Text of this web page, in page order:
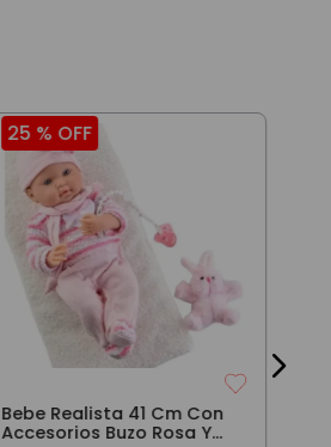
25 % OFF
Bebe Realista 41 Cm Con
Accesorios Buzo Rosa Y